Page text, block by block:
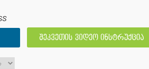
შეკვეთის ვიდეო ინსტრუქცია